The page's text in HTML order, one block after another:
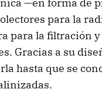
—en forma de
para la
para la filtración y
Gracias a su
hasta que se